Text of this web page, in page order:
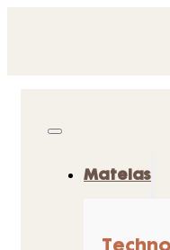
Matelas